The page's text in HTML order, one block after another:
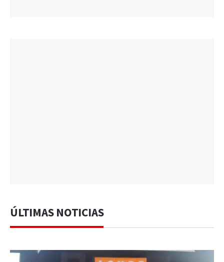
ÚLTIMAS NOTICIAS